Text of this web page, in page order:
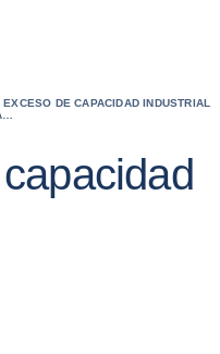
DE CAPACIDAD INDUSTRIAL